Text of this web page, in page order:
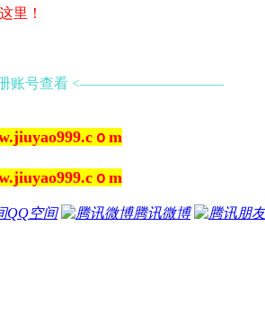
里！
账号查看 <——————————
ｏm
ｏm
QQ空间 腾讯微博